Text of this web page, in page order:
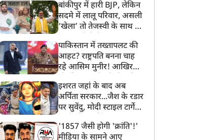
बांकीपुर में हारी BJP, लेकिन
सदमे में लालू परिवार, असली
‘खेला’ तो तेजस्वी के साथ हो
पाकिस्तान में तख्तापलट की
आहट? राष्ट्रपति बनना चाह
रहे आसिम मुनीर! आखिर
बनाया मोहरा?
इशरत जहां के बाद अब
अर्पिता सरकार...जैश के रडार
पर सुवेंदु, मोदी स्टाइल टार्गेट
बड़ा एक्शन!
'1857 जैसी होगी 'क्रांति'!'
मीडिया के सामने आए